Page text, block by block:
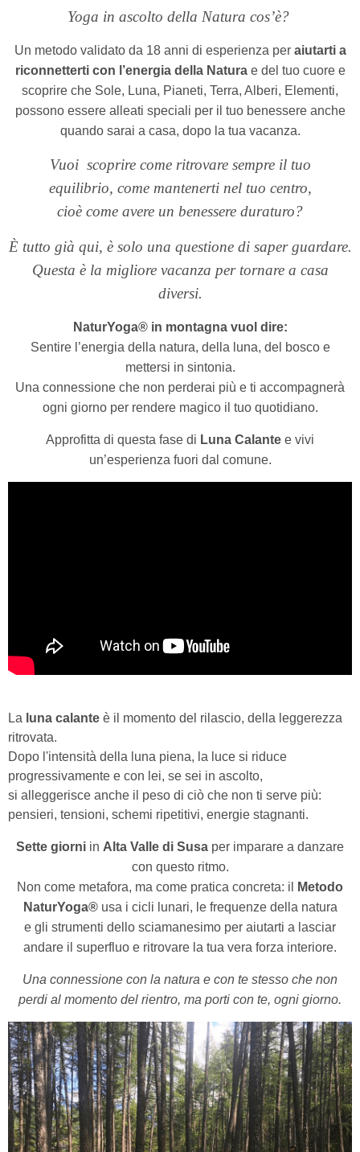
Yoga in ascolto della Natura cos’è?
Un metodo validato da 18 anni di esperienza per aiutarti a
riconnetterti con l’energia della Naturae del tuo cuore e
scoprire che Sole, Luna, Pianeti, Terra, Alberi, Elementi,
possono essere alleati speciali per il tuo benessere anche
quando sarai a casa, dopo la tua vacanza.
Vuoi scoprire come ritrovare sempre il tuo
equilibrio, come mantenerti nel tuo centro,
cioè come avere un benessere duraturo?
È tutto già qui, è solo una questione di saper guardare.
Questa è la migliore vacanza per tornare a casa
diversi.
NaturYoga® in montagna vuol dire:
Sentire l’energia della natura, della luna, del bosco e
mettersi in sintonia.
Una connessione che non perderai più e ti accompagnerà
ogni giorno per rendere magico il tuo quotidiano.
Approfitta di questa fase di Luna Calante e vivi
un’esperienza fuori dal comune.
La luna calante è il momento del rilascio, della leggerezza
ritrovata.
Dopo l'intensità della luna piena, la luce si riduce
progressivamente e con lei, se sei in ascolto,
si alleggerisce anche il peso di ciò che non ti serve più:
pensieri, tensioni, schemi ripetitivi, energie stagnanti.
Sette giorni in Alta Valle di Susa per imparare a danzare
con questo ritmo.
Non come metafora, ma come pratica concreta: il
Metodo
NaturYoga®usa i cicli lunari, le frequenze della natura
e gli strumenti dello sciamanesimo per aiutarti a lasciar
andare il superfluo e ritrovare la tua vera forza interiore.
Una connessione con la natura e con te stesso che non
perdi al momento del rientro, ma porti con te, ogni giorno.